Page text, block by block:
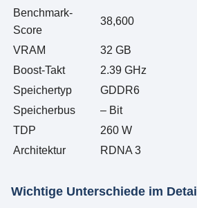
Benchmark-
Score
38,600
VRAM 32 GB
Boost-Takt
2.39 GHz
Speichertyp
GDDR6
Speicherbus
– Bit
TDP
260 W
Architektur
RDNA 3
Wichtige Unterschiede im Detail